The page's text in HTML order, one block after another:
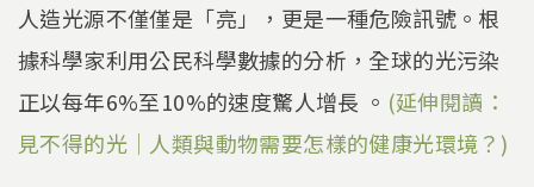
人造光源不僅僅是「亮」，更是一種危險訊號。根
據科學家利用公民科學數據的分析，全球的光污染
正以每年6%至10%的速度驚人增長 。 (延伸閱讀：
見不得的光｜人類與動物需要怎樣的健康光環境？)